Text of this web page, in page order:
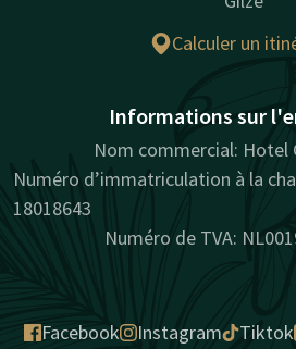
Calculer un
Informations sur
Nom commercial: Hotel
Numéro d’immatriculation à la
18018643
Numéro de TVA:
Facebook Instagram Tiktok